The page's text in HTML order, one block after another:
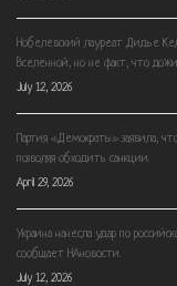
Нобелевский лауреат Дидье
Вселенной, но не факт, что
July 12, 2026
Партия «Демократы» заявила,
позволяя обходить санкции.
April 29, 2026
Украина нанесла удар по
сообщает НАновости.
July 12, 2026